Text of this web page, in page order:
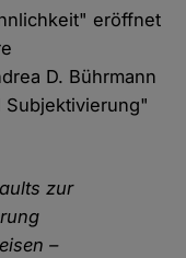
eröffnet
D. Bührmann
zur
–